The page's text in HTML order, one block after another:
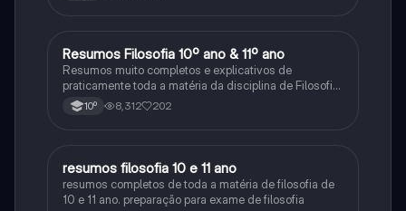
Filosofia
Resumos Filosofia 10º ano & 11º ano
Resumos muito completos e explicativos de
praticamente toda a matéria da disciplina de Filosofia
10º 8,312 202
Filosofia
resumos filosofia 10 e 11 ano
resumos completos de toda a matéria de filosofia de
10 e 11 ano. preparação para exame de filosofia